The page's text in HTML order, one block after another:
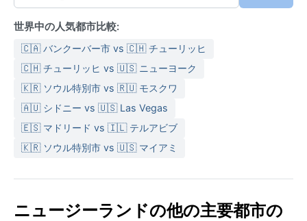
世界中の人気都市比較:
🇨🇦 バンクーバー市 vs 🇨🇭 チューリッヒ
🇨🇭 チューリッヒ vs 🇺🇸 ニューヨーク
🇰🇷 ソウル特別市 vs 🇷🇺 モスクワ
🇦🇺 シドニー vs 🇺🇸 Las Vegas
🇪🇸 マドリード vs 🇮🇱 テルアビブ
🇰🇷 ソウル特別市 vs 🇺🇸 マイアミ
ニュージーランドの他の主要都市の